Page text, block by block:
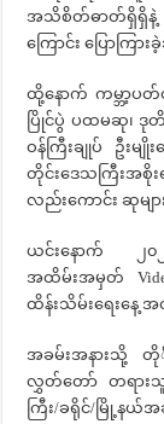
အသိစိတ်ဓာတ်ရှိရှိနဲ့
ကြောင်း ပြောကြာ
ထို့နောက် ကမ္ဘာ့ပတ်
ပြိုင်ပွဲ ပထမဆု၊
ဝန်ကြီးချုပ် ဦးမ
တိုင်းဒေသကြီးအ
လည်းကောင်း ဆုမျ
ယင်းနောက် ၂၀၂
အထိမ်းအမှတ်
ထိန်းသိမ်းရေးနေ့
အခမ်းအနားသို့ တို်
လွှတ်တော် တရားသူ
ကြီး/ခရိုင်/မြို့နယ်